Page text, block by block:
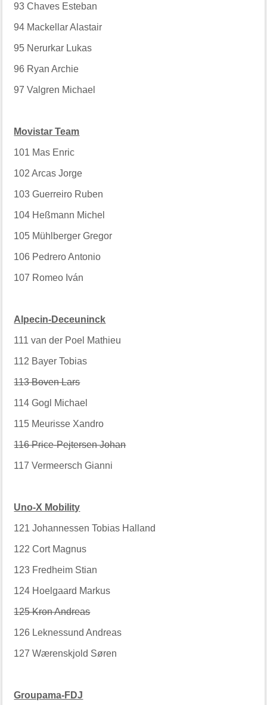
93 Chaves Esteban
94 Mackellar Alastair
95 Nerurkar Lukas
96 Ryan Archie
97 Valgren Michael
Movistar Team
101 Mas Enric
102 Arcas Jorge
103 Guerreiro Ruben
104 Heßmann Michel
105 Mühlberger Gregor
106 Pedrero Antonio
107 Romeo Iván
Alpecin-Deceuninck
111 van der Poel Mathieu
112 Bayer Tobias
113 Boven Lars
114 Gogl Michael
115 Meurisse Xandro
116 Price-Pejtersen Johan
117 Vermeersch Gianni
Uno-X Mobility
121 Johannessen Tobias Halland
122 Cort Magnus
123 Fredheim Stian
124 Hoelgaard Markus
125 Kron Andreas
126 Leknessund Andreas
127 Wærenskjold Søren
Groupama-FDJ